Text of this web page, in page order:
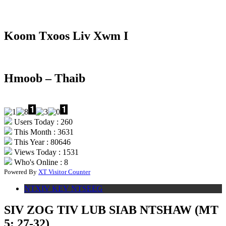
Koom Txoos Liv Xwm I
Hmoob – Thaib
Users Today : 260
This Month : 3631
This Year : 80646
Views Today : 1531
Who's Online : 8
Powered By XT Visitor Counter
NTXIV KEV NTSEEG
SIV ZOG TIV LUB SIAB NTSHAW (MT